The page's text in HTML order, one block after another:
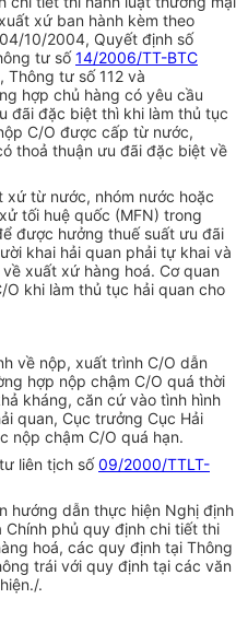
xứ ban hành kèm theo
10/2004, Quyết định số
tư số14/2006/TT-BTC
Thông tư số 112 và
hợp chủ hàng có yêu cầu
đãi đặc biệt thì khi làm thủ tục
C/O được cấp từ nước,
thoả thuận ưu đãi đặc biệt về
xứ từ nước, nhóm nước hoặc
tối huệ quốc (MFN) trong
được hưởng thuế suất ưu đãi
khai hải quan phải tự khai và
xuất xứ hàng hoá. Cơ quan
khi làm thủ tục hải quan cho
về nộp, xuất trình C/O dẫn
hợp nộp chậm C/O quá thời
kháng, căn cứ vào tình hình
quan, Cục trưởng Cục Hải
nộp chậm C/O quá hạn.
liên tịch số09/2000/TTLT-
hướng dẫn thực hiện Nghị định
phủ quy định chi tiết thi
hoá, các quy định tại Thông
trái với quy định tại các văn
.